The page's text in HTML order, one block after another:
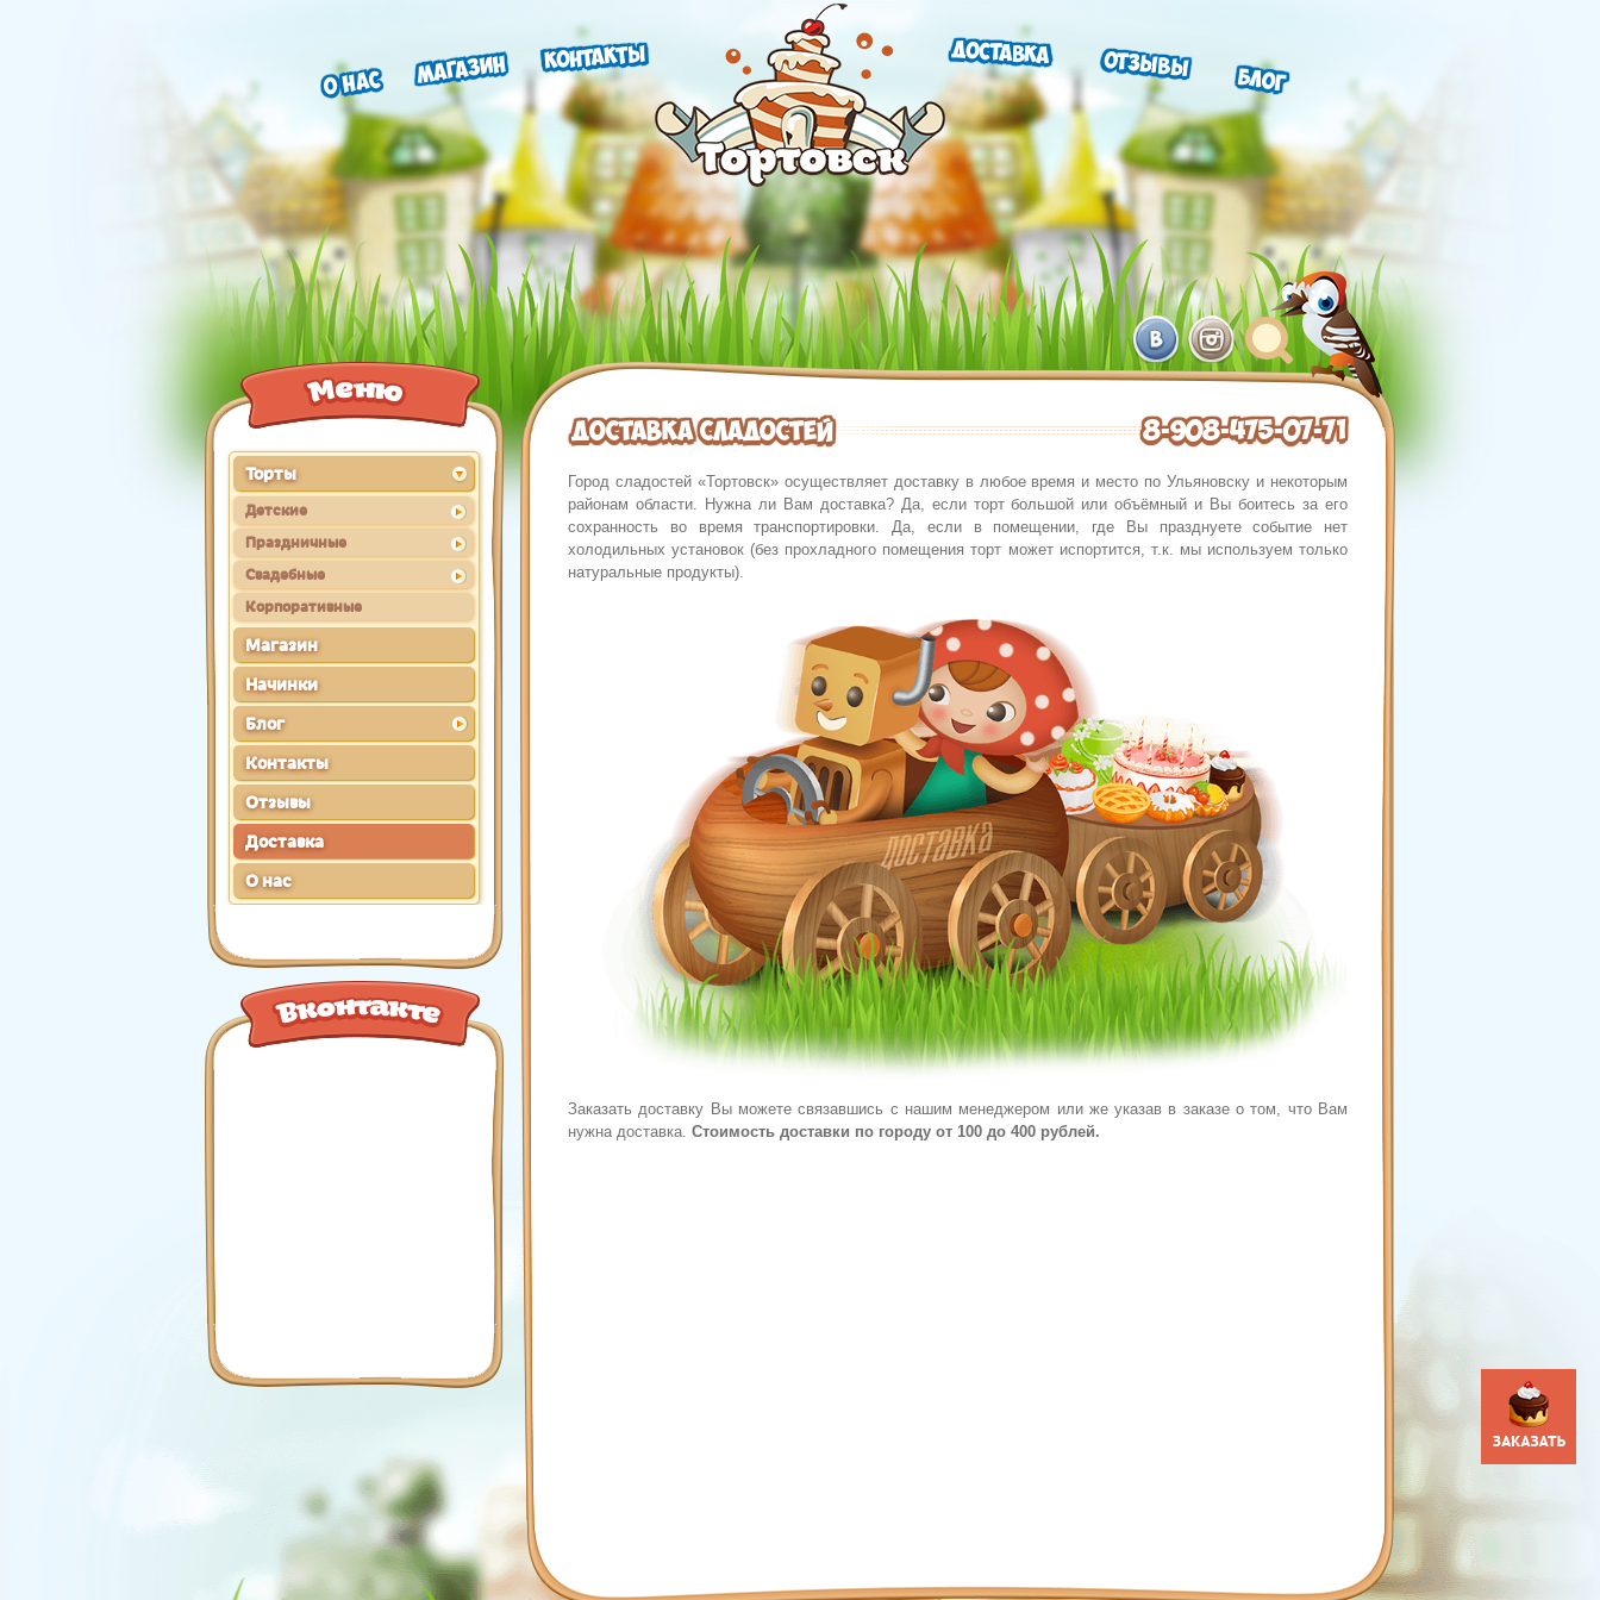
О нас Магазин Контакты Доставка Отзывы Блог
Торты
Детские
Праздничные
Свадебные
Корпоративные
Магазин
Начинки
Блог
Контакты
Отзывы
Доставка
О нас
8-908-475-07-71
Доставка сладостей
Город сладостей «Тортовск» осуществляет доставку в любое время и место по Ульяновску и некоторым
районам области. Нужна ли Вам доставка? Да, если торт большой или объёмный и Вы боитесь за его
сохранность во время транспортировки. Да, если в помещении, где Вы празднуете событие нет
холодильных установок (без прохладного помещения торт может испортится, т.к. мы используем только
натуральные продукты).
Заказать доставку Вы можете связавшись с нашим менеджером или же указав в заказе о том, что Вам
нужна доставка. Стоимость доставки по городу от 100 до 400 рублей.